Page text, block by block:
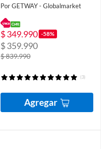
Por GETWAY - Globalmarket
$ 349.990 -58%
$ 359.990
$ 839.990
(3)
Agregar